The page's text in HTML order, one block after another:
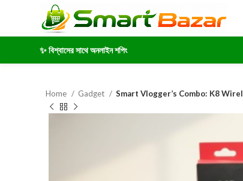
✨ বিশ্বাসের সাথে অনলাইন শপিং
Home Gadget Smart Vlogger’s Combo: K8